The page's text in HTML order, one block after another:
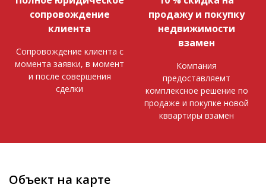
сопровождение
клиента
Сопровождение клиента с
момента заявки, в момент
и после совершения
сделки
продажу и покупку
недвижимости
взамен
Компания
предоставляемт
комплексное решение по
продаже и покупке новой
кввартиры взамен
Объект на карте